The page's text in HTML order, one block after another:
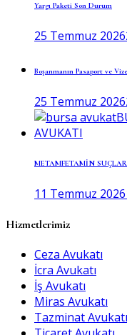
Yargı Paketi Son Durum
25 Temmuz 2026
Boşanmanın Pasaport ve
25 Temmuz 2026
METAMFETAMİN
11 Temmuz 2026
Hizmetlerimiz
Ceza Avukatı
İcra Avukatı
İş Avukatı
Miras Avukatı
Tazminat Avukatı